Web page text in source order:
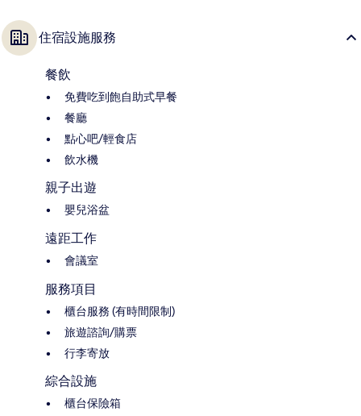
住宿設施服務
餐飲
免費吃到飽自助式早餐
餐廳
點心吧/輕食店
飲水機
親子出遊
嬰兒浴盆
遠距工作
會議室
服務項目
櫃台服務 (有時間限制)
旅遊諮詢/購票
行李寄放
綜合設施
櫃台保險箱